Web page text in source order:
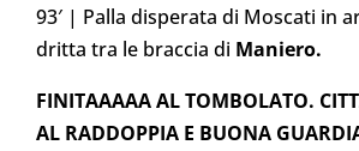
93′ | Palla disperata di Moscati in
dritta tra le braccia di Maniero.
FINITAAAAA AL TOMBOLATO.
AL RADDOPPIA E BUONA